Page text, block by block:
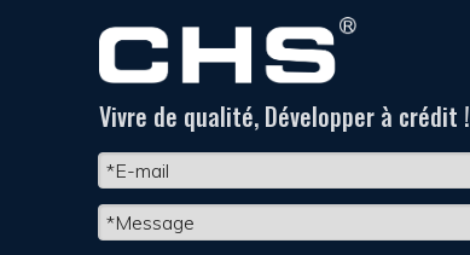
Vivre de qualité, Développer à crédit !